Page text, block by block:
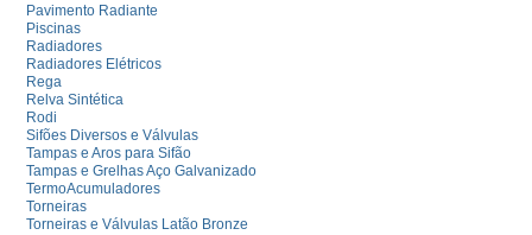
Pavimento Radiante
Piscinas
Radiadores
Radiadores Elétricos
Rega
Relva Sintética
Rodi
Sifões Diversos e Válvulas
Tampas e Aros para Sifão
Tampas e Grelhas Aço Galvanizado
TermoAcumuladores
Torneiras
Torneiras e Válvulas Latão Bronze